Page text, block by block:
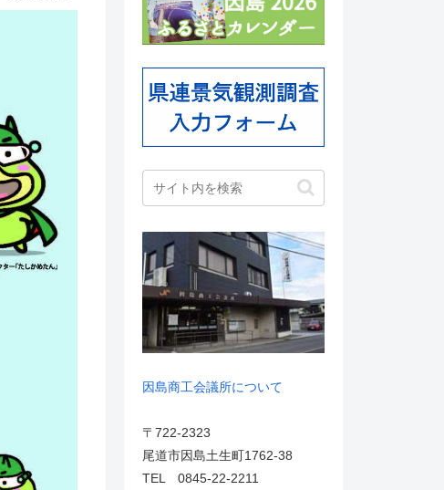
因島商工会議所について
〒722-2323
尾道市因島土生町1762-38
TEL 0845-22-2211